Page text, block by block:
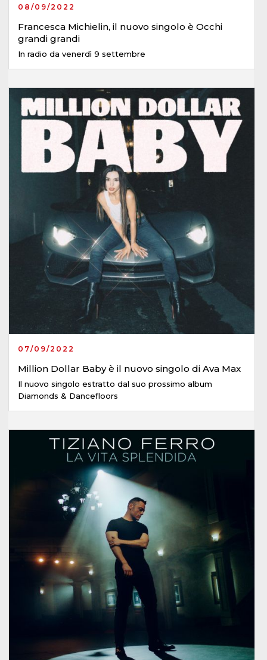
08/09/2022
Francesca Michielin, il nuovo singolo è Occhi
grandi grandi
In radio da venerdì 9 settembre
07/09/2022
Million Dollar Baby è il nuovo singolo di Ava Max
Il nuovo singolo estratto dal suo prossimo album
Diamonds & Dancefloors